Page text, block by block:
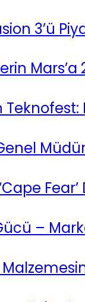
3’ü
Fear’
–